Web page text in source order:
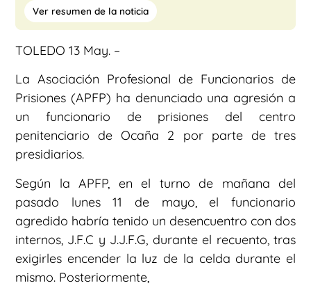
Ver resumen de la noticia
TOLEDO 13 May. –
La Asociación Profesional de Funcionarios de
Prisiones (APFP) ha denunciado una agresión a
un funcionario de prisiones del centro
penitenciario de Ocaña 2 por parte de tres
presidiarios.
Según la APFP, en el turno de mañana del
pasado lunes 11 de mayo, el funcionario
agredido habría tenido un desencuentro con dos
internos, J.F.C y J.J.F.G, durante el recuento, tras
exigirles encender la luz de la celda durante el
mismo. Posteriormente,